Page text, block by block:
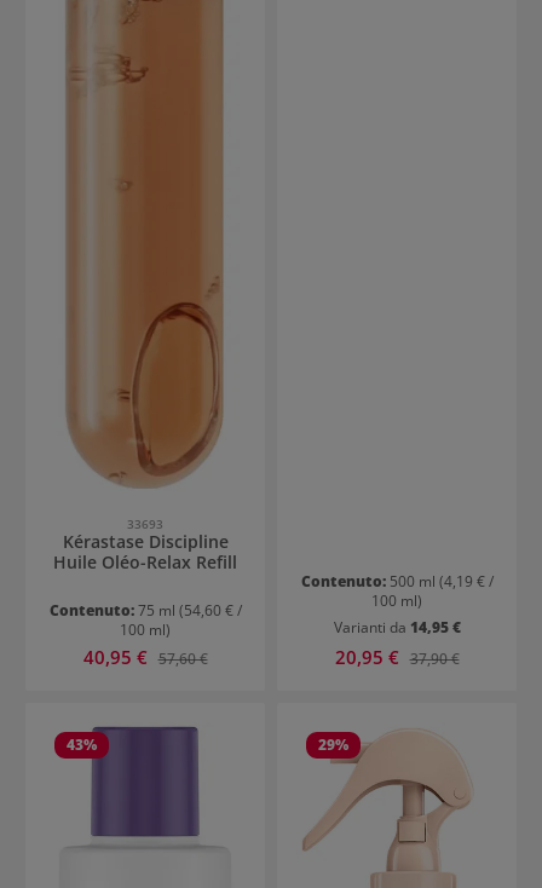
33693
Kérastase Discipline
Huile Oléo-Relax Refill
Contenuto:75 ml (54,60 € /
100 ml)
Prezzo di vendita:
40,95 € Prezzo normale:
57,60 €
Contenuto: 500 ml (4,19 € /
100 ml)
Varianti da 14,95 €
Prezzo di vendita:
20,95 € Prezzo normale:
37,90 €
43% 29%